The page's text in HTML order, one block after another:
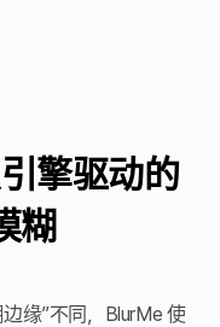
擎驱动的
糊
缘”不同，BlurMe 使